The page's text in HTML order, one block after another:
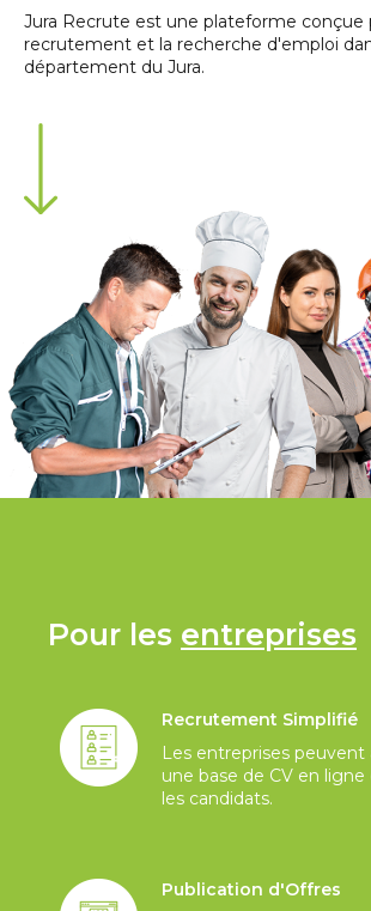
Jura Recrute est une plateforme conçue
recrutement et la recherche d'emploi
département du Jura.
Pour les entreprises
Recrutement Simplifié
Les entreprises peuvent
une base de CV en ligne
les candidats.
Publication d'Offres